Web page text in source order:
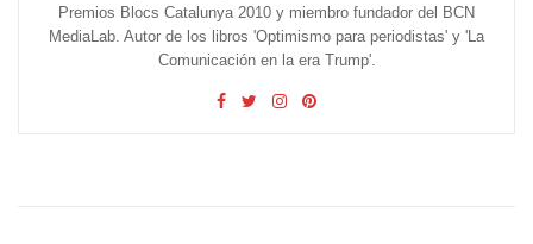
Premios Blocs Catalunya 2010 y miembro fundador del BCN
MediaLab. Autor de los libros 'Optimismo para periodistas' y 'La
Comunicación en la era Trump'.